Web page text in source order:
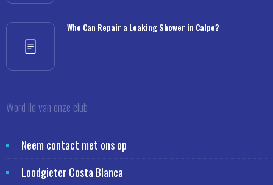
Who Can Repair a Leaking Shower in Calpe?
Word lid van onze club
Neem contact met ons op
Loodgieter Costa Blanca